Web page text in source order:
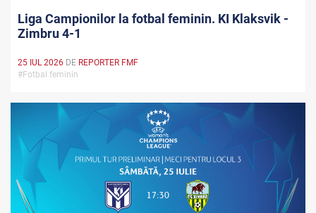
Liga Campionilor la fotbal feminin. KI Klaksvik -
Zimbru 4-1
25 IUL 2026 DE REPORTER FMF
#Fotbal feminin